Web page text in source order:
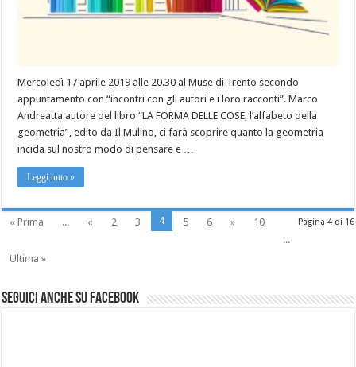
Mercoledì 17 aprile 2019 alle 20.30 al Muse di Trento secondo
appuntamento con “incontri con gli autori e i loro racconti”. Marco
Andreatta autore del libro “LA FORMA DELLE COSE, l’alfabeto della
geometria”, edito da Il Mulino, ci farà scoprire quanto la geometria
incida sul nostro modo di pensare e …
Leggi tutto »
Pagina 4 di 16
« Prima ... « 2 3 4 5 6 »
10
...
Ultima »
Seguici anche su Facebook